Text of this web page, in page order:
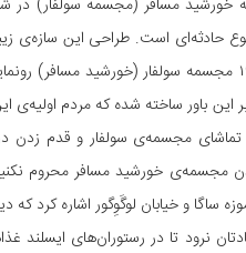
مسافر (مجسمه سولفار) در
است. طراحی این سازه‌ی
توانست به عنوان طرح برنده شده به اجرا برسد. در نهایت در سال
ساخته شده که مردم اولیه‌ی
تماشای مجسمه‌ی سولفار و قدم
خورشید مسافر محروم
ساگا و خیابان لوگَوِگور اشاره کرد
نرود تا در رستوران‌های ایسلند